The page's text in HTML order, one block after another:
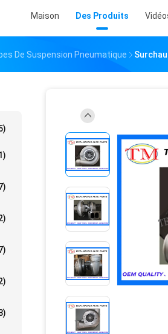
Maison Des Produits
De Suspension Pneumatique